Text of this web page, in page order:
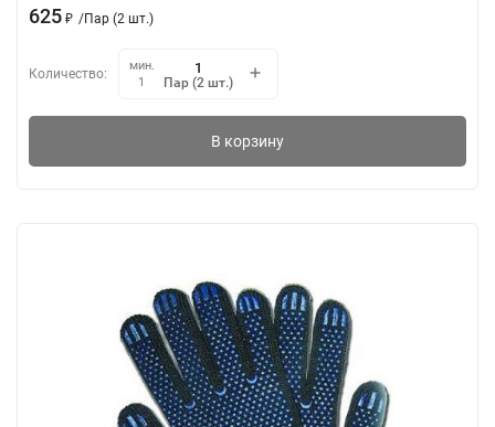
625 ₽ /Пар (2 шт.)
Количество:
мин.
1
Пар (2 шт.)
В корзину